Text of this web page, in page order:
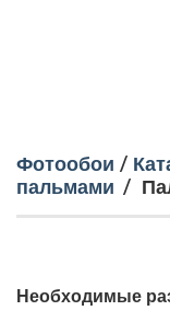
Фотообои /
пальмами /
Необходимые